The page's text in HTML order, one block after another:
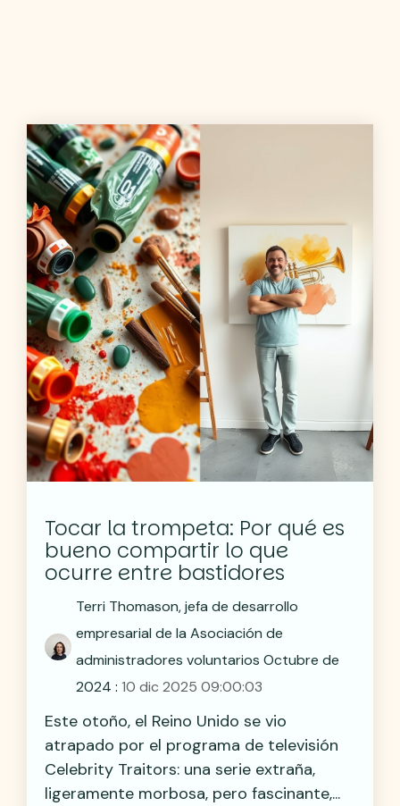
Tocar la trompeta: Por qué es
bueno compartir lo que
ocurre entre bastidores
Terri Thomason, jefa de desarrollo
empresarial de la Asociación de
administradores voluntarios Octubre de
2024 : 10 dic 2025 09:00:03
Este otoño, el Reino Unido se vio
atrapado por el programa de televisión
Celebrity Traitors: una serie extraña,
ligeramente morbosa, pero fascinante,...